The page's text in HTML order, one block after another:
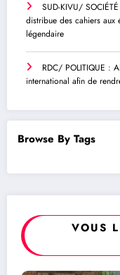
SUD-KIVU/
distribue des cahiers
légendaire
RDC/ POLITIQUE :
international afin de
Browse By Tags
VOUS